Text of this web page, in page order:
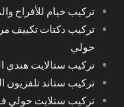
تركيب خيام للأفراح
تركيب دكتات تكييف
حولي
تركيب ستالايت هندي
تركيب ستاند تلفزيون
تركيب ستلايت حولي